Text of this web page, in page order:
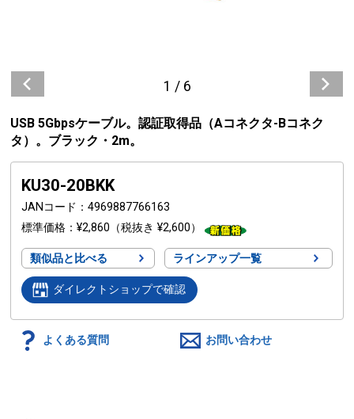
1 / 6
USB 5Gbpsケーブル。認証取得品（Aコネクタ-Bコネク
タ）。ブラック・2m。
KU30-20BKK
JANコード
4969887766163
標準価格
¥2,860 （税抜き ¥2,600）
類似品と比べる ラインアップ一覧
ダイレクトショップで確認
よくある質問 お問い合わせ